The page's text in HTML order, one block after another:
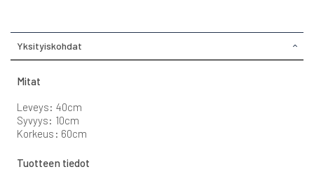
Yksityiskohdat
Mitat
Leveys: 40cm
Syvyys: 10cm
Korkeus: 60cm
Tuotteen tiedot